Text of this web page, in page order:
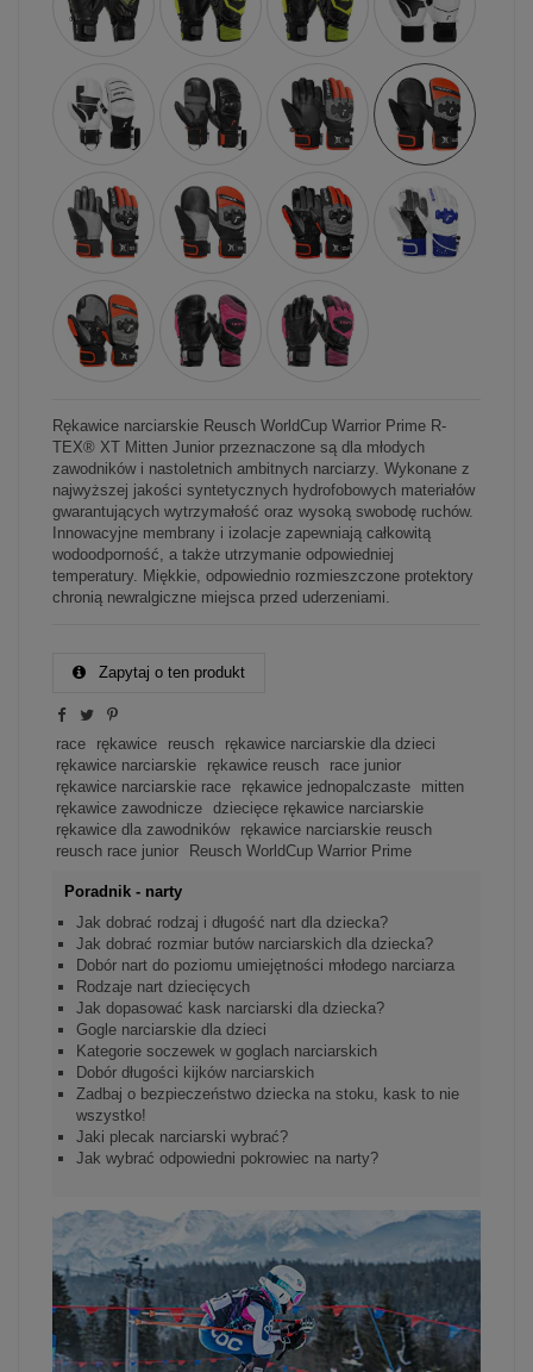
Rękawice narciarskie Reusch WorldCup Warrior Prime R-
TEX® XT Mitten Junior przeznaczone są dla młodych
zawodników i nastoletnich ambitnych narciarzy. Wykonane z
najwyższej jakości syntetycznych hydrofobowych materiałów
gwarantujących wytrzymałość oraz wysoką swobodę ruchów.
Innowacyjne membrany i izolacje zapewniają całkowitą
wodoodporność, a także utrzymanie odpowiedniej
temperatury. Miękkie, odpowiednio rozmieszczone protektory
chronią newralgiczne miejsca przed uderzeniami.
Zapytaj o ten produkt
race rękawice reusch
rękawice narciarskie dla dzieci
rękawice narciarskie
rękawice reusch
race junior
rękawice narciarskie race
rękawice jednopalczaste
mitten
rękawice zawodnicze
dziecięce rękawice narciarskie
rękawice dla zawodników
rękawice narciarskie reusch
reusch race junior
Reusch WorldCup Warrior Prime
Poradnik - narty
Jak dobrać rodzaj i długość nart dla dziecka?
Jak dobrać rozmiar butów narciarskich dla dziecka?
Dobór nart do poziomu umiejętności młodego narciarza
Rodzaje nart dziecięcych
Jak dopasować kask narciarski dla dziecka?
Gogle narciarskie dla dzieci
Kategorie soczewek w goglach narciarskich
Dobór długości kijków narciarskich
Zadbaj o bezpieczeństwo dziecka na stoku, kask to nie
wszystko!
Jaki plecak narciarski wybrać?
Jak wybrać odpowiedni pokrowiec na narty?